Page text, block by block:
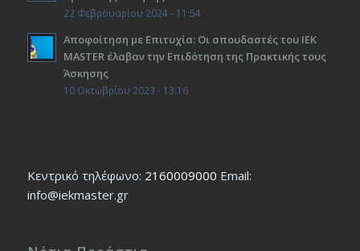
22 Φεβρουαρίου 2024 - 11:54
Αποφοίτηση με Επιτυχία: Οι σπουδαστές του ΙΕΚ
ΜΑSTER έλαβαν την Επιδότηση της Πρακτικής τους
Άσκησης
10 Οκτωβρίου 2023 - 13:16
Κεντρικό τηλέφωνο: 2160009000 Εmail:
info@iekmaster.gr